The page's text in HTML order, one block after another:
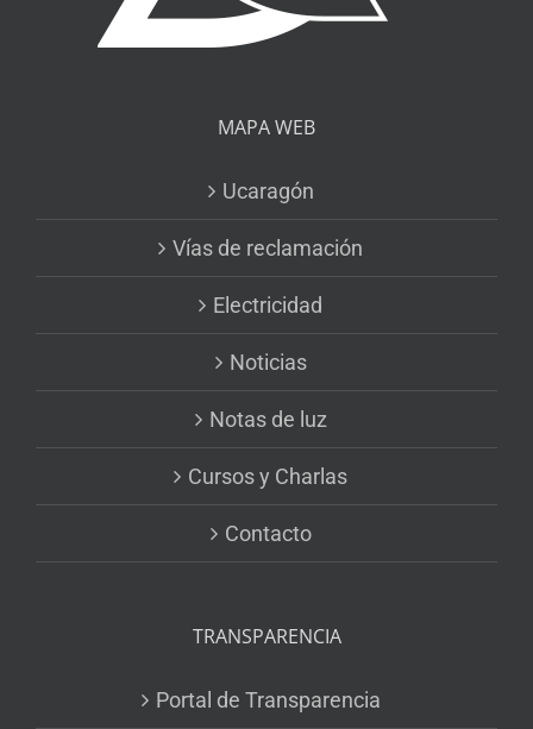
MAPA WEB
Ucaragón
Vías de reclamación
Electricidad
Noticias
Notas de luz
Cursos y Charlas
Contacto
TRANSPARENCIA
Portal de Transparencia